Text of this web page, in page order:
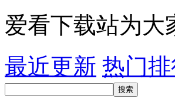
爱看下载站为大
最近更新 热门
搜索